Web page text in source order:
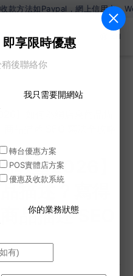
Paypal，網上信用卡，
ZH
享限時優惠
後聯絡你
我只需要開網站
轉台優惠方案
POS實體店方案
優惠及收款系統
你的業務狀態
】如何為網店寫商品描
品描述 SEO 寫法全攻略
教室2026】
描述？寫得
品描述 SEO